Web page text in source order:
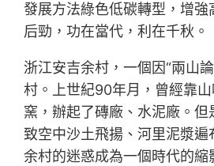
發展方法綠色低碳轉型，增強
后勁，功在當代，利在千秋。
浙江安吉余村，一個因“兩山
村。上世紀90年月，曾經靠
窯，辦起了磚廠、水泥廠。但
致空中沙土飛揚、河里泥漿遍
余村的迷惑成為一個時代的縮